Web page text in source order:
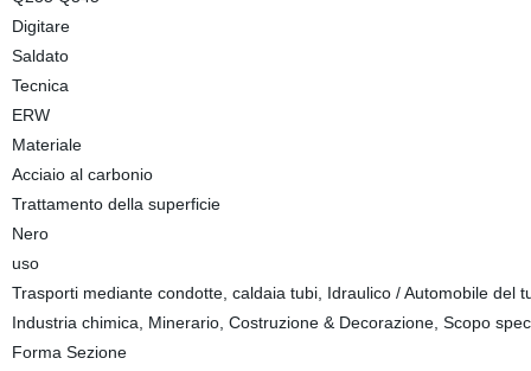
Digitare
Saldato
Tecnica
ERW
Materiale
Acciaio al carbonio
Trattamento della superficie
Nero
uso
Trasporti mediante condotte, caldaia tubi, Idraulico / Automobile del
Industria chimica, Minerario, Costruzione & Decorazione, Scopo
Forma Sezione